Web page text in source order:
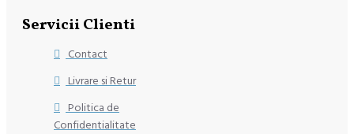
Servicii Clienti
Contact
Livrare si Retur
Politica de
Confidentialitate